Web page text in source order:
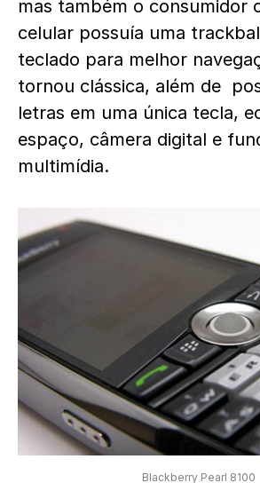
mas também o consumidor
celular possuía uma
teclado para melhor
tornou clássica, além de
letras em uma única tecla,
espaço, câmera digital e
multimídia.
Blackberry Pearl 8100